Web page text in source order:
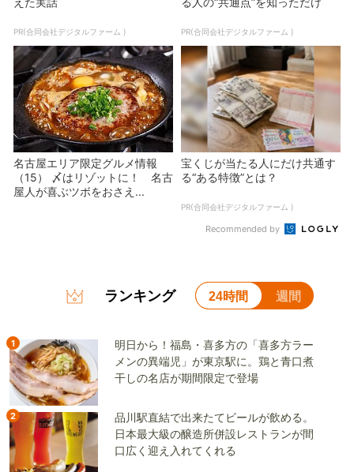
PR(合同会社デジタルファーム ) PR(合同会社デジタルファーム )
名古屋エリア限定グルメ情報
（15） 〆はリゾットに！ 名古
屋人が喜ぶツボをおさえ...
宝くじが当たる人にだけ共通す
る“ある特徴”とは？
PR(合同会社デジタルファーム )
Recommended by
ランキング 24時間 週間
1
明日から！福島・喜多方の「喜多方ラー
メンの異端児」が東京駅に。鶏と青口煮
干しの名店が期間限定で登場
2
品川駅直結で出来たてビールが飲める。
日本最大級の醸造所併設レストランが間
口広く迎え入れてくれる